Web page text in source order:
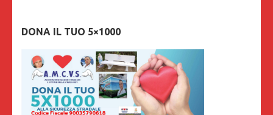
DONA IL TUO 5×1000